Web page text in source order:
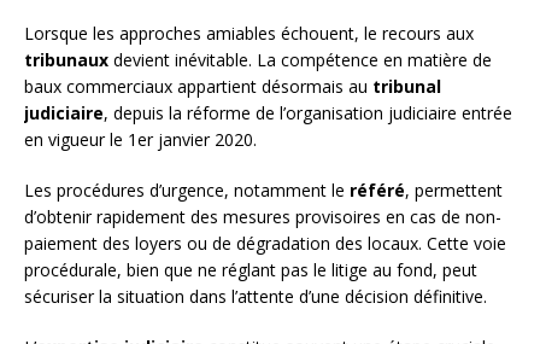
Lorsque les approches amiables échouent, le recours aux
tribunaux devient inévitable. La compétence en matière de
baux commerciaux appartient désormais au tribunal
judiciaire, depuis la réforme de l’organisation judiciaire entrée
en vigueur le 1er janvier 2020.
Les procédures d’urgence, notamment le référé, permettent
d’obtenir rapidement des mesures provisoires en cas de non-
paiement des loyers ou de dégradation des locaux. Cette voie
procédurale, bien que ne réglant pas le litige au fond, peut
sécuriser la situation dans l’attente d’une décision définitive.